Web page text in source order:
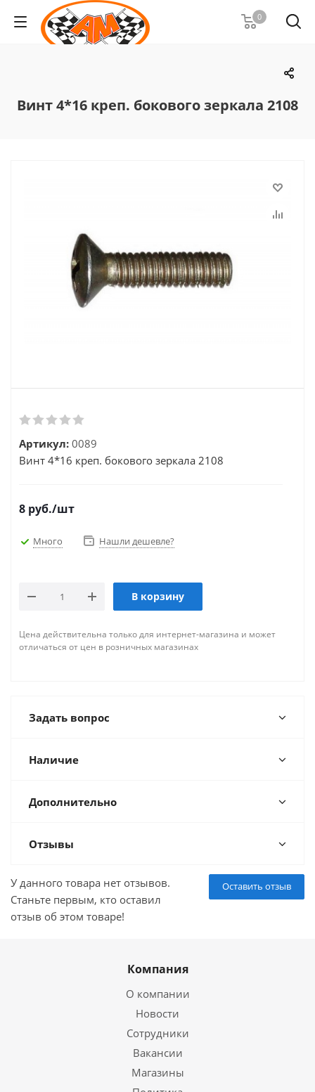
0
Винт 4*16 креп. бокового зеркала 2108
Артикул: 0089
Винт 4*16 креп. бокового зеркала 2108
8 руб./шт
Много Нашли дешевле?
В корзину
Цена действительна только для интернет-магазина и может
отличаться от цен в розничных магазинах
Задать вопрос
Наличие
Дополнительно
Отзывы
Оставить отзыв
У данного товара нет отзывов.
Станьте первым, кто оставил
отзыв об этом товаре!
Компания
О компании
Новости
Сотрудники
Вакансии
Магазины